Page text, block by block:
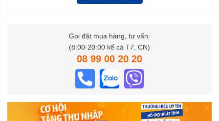
Gọi đặt mua hàng, tư vấn:
(8:00-20:00 kể cả T7, CN)
08 99 00 20 20